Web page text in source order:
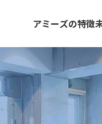
アミーズの特徴